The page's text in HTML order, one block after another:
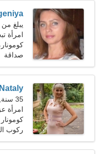
يبلغ من العمر
امرأة
صداقة
Nataly
35 سنة, الجوزاء
امرأة
41-46
كومونار
ركوب